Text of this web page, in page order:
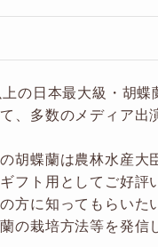
の日本最大級・胡蝶
、多数のメディア出
胡蝶蘭は農林水産大
フト用としてご好評
方に知ってもらい
の栽培方法等を発信